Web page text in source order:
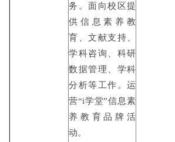
务。面向校区提
供信息素养教
育、文献支持、
学科咨询、科研
数据管理、学科
分析等工作。运
营“i学堂”信息素
养教育品牌活
动。